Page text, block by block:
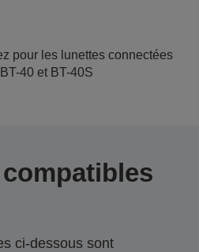
pour les lunettes connectées
40 et BT-40S
ci-dessous sont